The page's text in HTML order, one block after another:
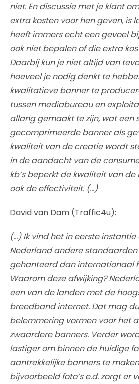
niet. En discussie met je klant
extra kosten voor hen geven, is
heeft immers echt een gevoel
ook niet bepalen of die extra
Daarbij kun je niet altijd van
hoeveel je nodig denkt te
kwalitatieve banner te
tussen mediabureau en
allang gemaakt te zijn, wat een
gecomprimeerde banner als
kwaliteit van de creatie wordt
in de aandacht van de
kb’s beperkt de kwaliteit van de
ook de effectiviteit. (…)
David van Dam (Traffic4u):
(…) Ik vind het in eerste
Nederland andere
gehanteerd dan internationaal
Waarom deze afwijking?
een van de landen met de
breedband internet. Dat mag
belemmering vormen voor het
zwaardere banners. Verder
lastiger om binnen de huidige
aantrekkelijke banners te
bijvoorbeeld foto’s e.d. zorgt er